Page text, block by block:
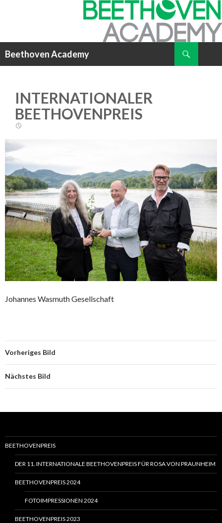
Beethoven Academy
INTERNATIONALER
BEETHOVENPREIS
Johannes Wasmuth Gesellschaft
Vorheriges Bild
Nächstes Bild
BEETHOVENPREIS
DER 11. INTERNATIONALE BEETHOVENPREIS FÜR ROSA VON PRAUNHEIM
BEETHOVENPREIS 2024
FOTOIMPRESSIONEN 2024
BEETHOVENPREIS 2023